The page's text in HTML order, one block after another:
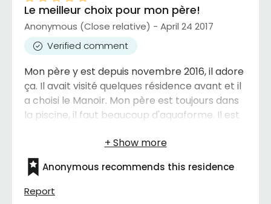
Le meilleur choix pour mon père!
Anonymous (Close relative) - April 24 2017
Verified comment
Mon père y est depuis novembre 2016, il adore
ça. Il avait visité quelques résidence avant et il
a choisi le Manoir. Mon père est toujours dans
la piscine, il faut beaucoup d'aquaforme. Il est
cours d'anglais. Très belle salle à manger, 4 à 5
choix de repas à chaque soir. Stationnement
pour visiteur et aussi les résidents. Mon père a
fait le meilleur choix pour lui, il nous en parle
Anonymous recommends this residence
Report